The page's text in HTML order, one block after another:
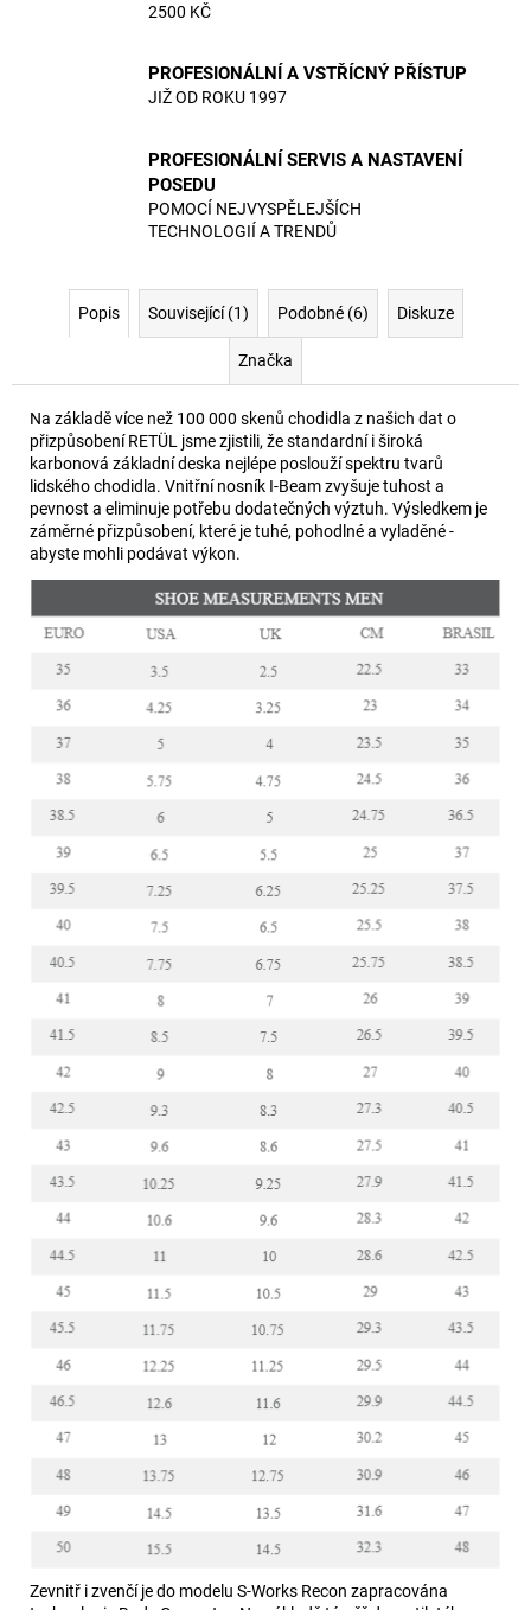
2500 KČ
PROFESIONÁLNÍ A VSTŘÍCNÝ PŘÍSTUP
JIŽ OD ROKU 1997
PROFESIONÁLNÍ SERVIS A NASTAVENÍ
POSEDU
POMOCÍ NEJVYSPĚLEJŠÍCH
TECHNOLOGIÍ A TRENDŮ
Popis Související (1) Podobné (6) Diskuze
Značka
Na základě více než 100 000 skenů chodidla z našich dat o
přizpůsobení RETÜL jsme zjistili, že standardní i široká
karbonová základní deska nejlépe poslouží spektru tvarů
lidského chodidla. Vnitřní nosník I-Beam zvyšuje tuhost a
pevnost a eliminuje potřebu dodatečných výztuh. Výsledkem je
záměrné přizpůsobení, které je tuhé, pohodlné a vyladěné -
abyste mohli podávat výkon.
Zevnitř i zvenčí je do modelu S-Works Recon zapracována